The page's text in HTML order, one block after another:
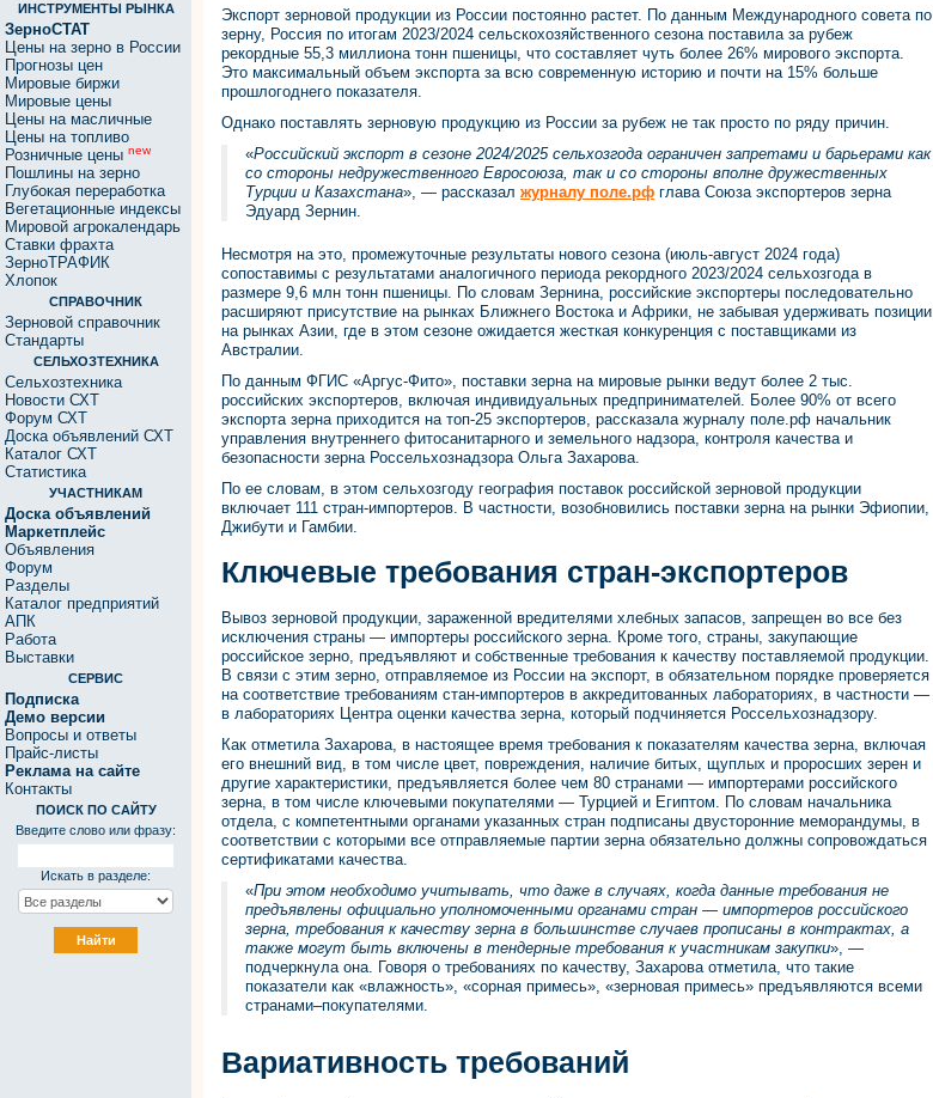
ИНСТРУМЕНТЫ РЫНКА
ЗерноСТАТ
Цены на зерно в России
Прогнозы цен
Мировые биржи
Мировые цены
Цены на масличные
Цены на топливо
Розничные цены new
Пошлины на зерно
Глубокая переработка
Вегетационные индексы
Мировой агрокалендарь
Ставки фрахта
ЗерноТРАФИК
Хлопок
СПРАВОЧНИК
Зерновой справочник
Стандарты
СЕЛЬХОЗТЕХНИКА
Сельхозтехника
Новости СХТ
Форум СХТ
Доска объявлений СХТ
Каталог СХТ
Статистика
УЧАСТНИКАМ
Доска объявлений
Маркетплейс
Объявления
Форум
Разделы
Каталог предприятий
АПК
Работа
Выставки
СЕРВИС
Подписка
Демо версии
Вопросы и ответы
Прайс-листы
Реклама на сайте
Контакты
ПОИСК ПО САЙТУ
Введите слово или фразу:
Искать в разделе:
Экспорт зерновой продукции из России постоянно растет. По данным Международного совета по
зерну, Россия по итогам 2023/2024 сельскохозяйственного сезона поставила за рубеж
рекордные 55,3 миллиона тонн пшеницы, что составляет чуть более 26% мирового экспорта.
Это максимальный объем экспорта за всю современную историю и почти на 15% больше
прошлогоднего показателя.
Однако поставлять зерновую продукцию из России за рубеж не так просто по ряду причин.
«Российский экспорт в сезоне 2024/2025 сельхозгода ограничен запретами и барьерами как
со стороны недружественного Евросоюза, так и со стороны вполне дружественных
Турции и Казахстана», — рассказал журналу поле.рф глава Союза экспортеров зерна
Эдуард Зернин.
Несмотря на это, промежуточные результаты нового сезона (июль-август 2024 года)
сопоставимы с результатами аналогичного периода рекордного 2023/2024 сельхозгода в
размере 9,6 млн тонн пшеницы. По словам Зернина, российские экспортеры последовательно
расширяют присутствие на рынках Ближнего Востока и Африки, не забывая удерживать позиции
на рынках Азии, где в этом сезоне ожидается жесткая конкуренция с поставщиками из
Австралии.
По данным ФГИС «Аргус-Фито», поставки зерна на мировые рынки ведут более 2 тыс.
российских экспортеров, включая индивидуальных предпринимателей. Более 90% от всего
экспорта зерна приходится на топ-25 экспортеров, рассказала журналу поле.рф начальник
управления внутреннего фитосанитарного и земельного надзора, контроля качества и
безопасности зерна Россельхознадзора Ольга Захарова.
По ее словам, в этом сельхозгоду география поставок российской зерновой продукции
включает 111 стран-импортеров. В частности, возобновились поставки зерна на рынки Эфиопии,
Джибути и Гамбии.
Ключевые требования стран-экспортеров
Вывоз зерновой продукции, зараженной вредителями хлебных запасов, запрещен во все без
исключения страны — импортеры российского зерна. Кроме того, страны, закупающие
российское зерно, предъявляют и собственные требования к качеству поставляемой продукции.
В связи с этим зерно, отправляемое из России на экспорт, в обязательном порядке проверяется
на соответствие требованиям стан-импортеров в аккредитованных лабораториях, в частности —
в лабораториях Центра оценки качества зерна, который подчиняется Россельхознадзору.
Как отметила Захарова, в настоящее время требования к показателям качества зерна, включая
его внешний вид, в том числе цвет, повреждения, наличие битых, щуплых и проросших зерен и
другие характеристики, предъявляется более чем 80 странами — импортерами российского
зерна, в том числе ключевыми покупателями — Турцией и Египтом. По словам начальника
отдела, с компетентными органами указанных стран подписаны двусторонние меморандумы, в
соответствии с которыми все отправляемые партии зерна обязательно должны сопровождаться
сертификатами качества.
«При этом необходимо учитывать, что даже в случаях, когда данные требования не
предъявлены официально уполномоченными органами стран — импортеров российского
зерна, требования к качеству зерна в большинстве случаев прописаны в контрактах, а
также могут быть включены в тендерные требования к участникам закупки», —
подчеркнула она. Говоря о требованиях по качеству, Захарова отметила, что такие
показатели как «влажность», «сорная примесь», «зерновая примесь» предъявляются всеми
странами–покупателями.
Вариативность требований